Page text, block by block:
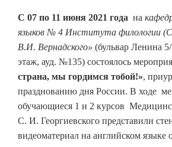
С 07 по 11 июня 2021 года на
языков № 4 Института филологии
В.И. Вернадского» (бульвар Ленина
этаж, ауд. №135) состоялось
страна, мы гордимся тобой!»,
празднованию дня России. В ходе
обучающиеся 1 и 2 курсов
С. И. Георгиевского представили
видеоматериал на английском языке